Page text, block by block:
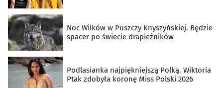
Noc Wilków w Puszczy Knyszyńskiej. Będzie
spacer po świecie drapieżników
Podlasianka najpiękniejszą Polką. Wiktoria
Ptak zdobyła koronę Miss Polski 2026